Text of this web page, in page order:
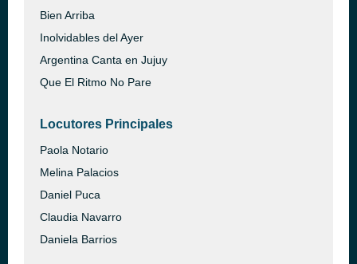
Bien Arriba
Inolvidables del Ayer
Argentina Canta en Jujuy
Que El Ritmo No Pare
Locutores Principales
Paola Notario
Melina Palacios
Daniel Puca
Claudia Navarro
Daniela Barrios